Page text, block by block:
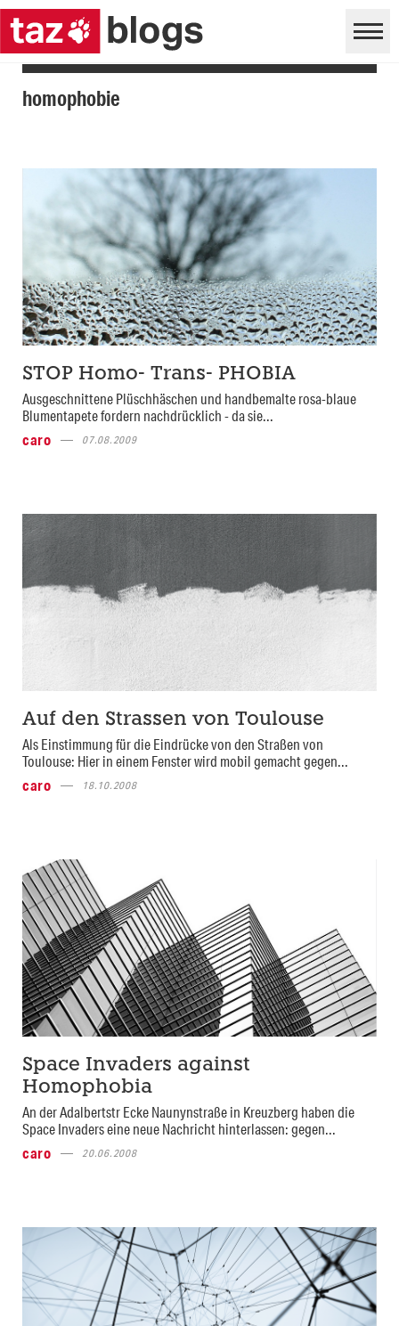
homophobie
STOP Homo- Trans- PHOBIA
Ausgeschnittene Plüschhäschen und handbemalte rosa-blaue
Blumentapete fordern nachdrücklich - da sie...
caro
07.08.2009
Auf den Strassen von Toulouse
Als Einstimmung für die Eindrücke von den Straßen von
Toulouse: Hier in einem Fenster wird mobil gemacht gegen...
caro
18.10.2008
Space Invaders against
Homophobia
An der Adalbertstr Ecke Naunynstraße in Kreuzberg haben die
Space Invaders eine neue Nachricht hinterlassen: gegen...
caro
20.06.2008